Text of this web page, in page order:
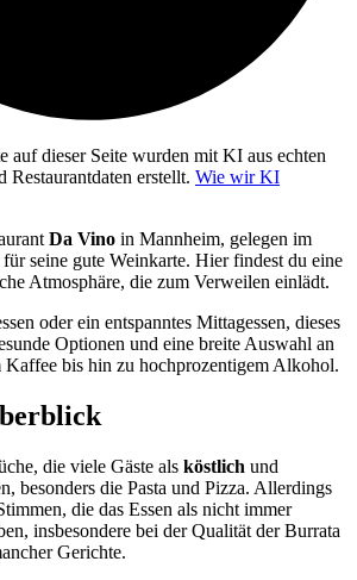
auf dieser Seite wurden mit KI aus echten
Restaurantdaten erstellt. Wie wir KI
Da Vino in Mannheim, gelegen im
seine gute Weinkarte. Hier findest du eine
Atmosphäre, die zum Verweilen einlädt.
oder ein entspanntes Mittagessen, dieses
Optionen und eine breite Auswahl an
Kaffee bis hin zu hochprozentigem Alkohol.
die viele Gäste als köstlich und
besonders die Pasta und Pizza. Allerdings
die das Essen als nicht immer
insbesondere bei der Qualität der Burrata
Gerichte.